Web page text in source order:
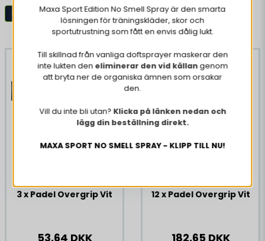
Padel Overgrip Padel
Lignende produkter
3 x Padel Overgrip Vit
53,64 DKK
12 x Padel Overgrip Vit
182,65 DKK
Maxa Sport Edition No Smell Spray är den smarta
lösningen för träningskläder, skor och
sportutrustning som fått en envis dålig lukt.
Till skillnad från vanliga doftsprayer maskerar den
inte lukten den eliminerar den vid källan genom
att bryta ner de organiska ämnen som orsakar
den.
Vill du inte bli utan? Klicka på länken nedan och
lägg din beställning direkt.
MAXA SPORT NO SMELL SPRAY - KLIPP TILL NU!